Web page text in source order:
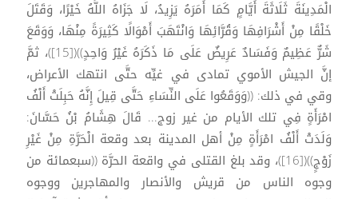
الْمَدِينَةَ ثَلَاثَةَ أَيَّامٍ كَمَا أَمَرَهُ يَزِيدُ، لَا جَزَاهُ اللَّهُ خَيْرًا، وَقَتَلَ
خَلْقًا مِنْ أَشْرَافِهَا وَقُرَّائِهَا وَانْتَهَبَ أَمْوَالًا كَثِيرَةً مِنْهَا، وَوَقَعَ
شَرٌّ عَظِيمٌ وَفَسَادٌ عَرِيضٌ عَلَى مَا ذَكَرَهُ غَيْرُ وَاحِدٍ))([15])، ثمَّ
إنَّ الجيش الأموي تمادى في غيِّه حتَّى انتهك الأعراض،
وقي في ذلك: ((وَوَقَعُوا عَلَى النِّسَاءِ حَتَّى قِيلَ إِنَّهُ حَبِلَتْ أَلْفُ
امْرَأَةٍ فِي تلك الأيام من غير زوج... قَالَ هِشَامُ بْنُ حَسَّانَ:
وَلَدَتْ أَلْفُ امْرَأَةٍ مِنْ أهل المدينة بعد وقعة الْحَرَّةِ مِنْ غَيْرِ
زَوْجٍ))([16])، وقد بلغ القتلى في واقعة الحرَّة ((سبعمائة من
وجوه الناس من قريش والأنصار والمهاجرين ووجوه